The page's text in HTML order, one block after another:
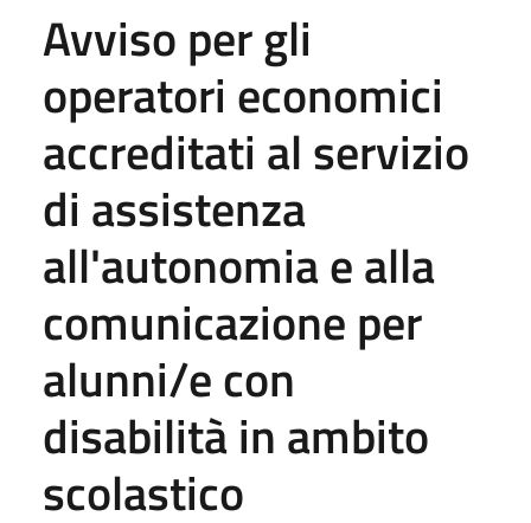
Avviso per gli
operatori economici
accreditati al servizio
di assistenza
all'autonomia e alla
comunicazione per
alunni/e con
disabilità in ambito
scolastico